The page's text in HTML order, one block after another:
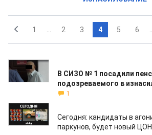
1 2 3 4 5 6
15.09.2017
В СИЗО № 1 посадили
подозреваемого в
1
13.09.2017
Сегодня: кандидаты в
паркунов, будет новый ЦОН